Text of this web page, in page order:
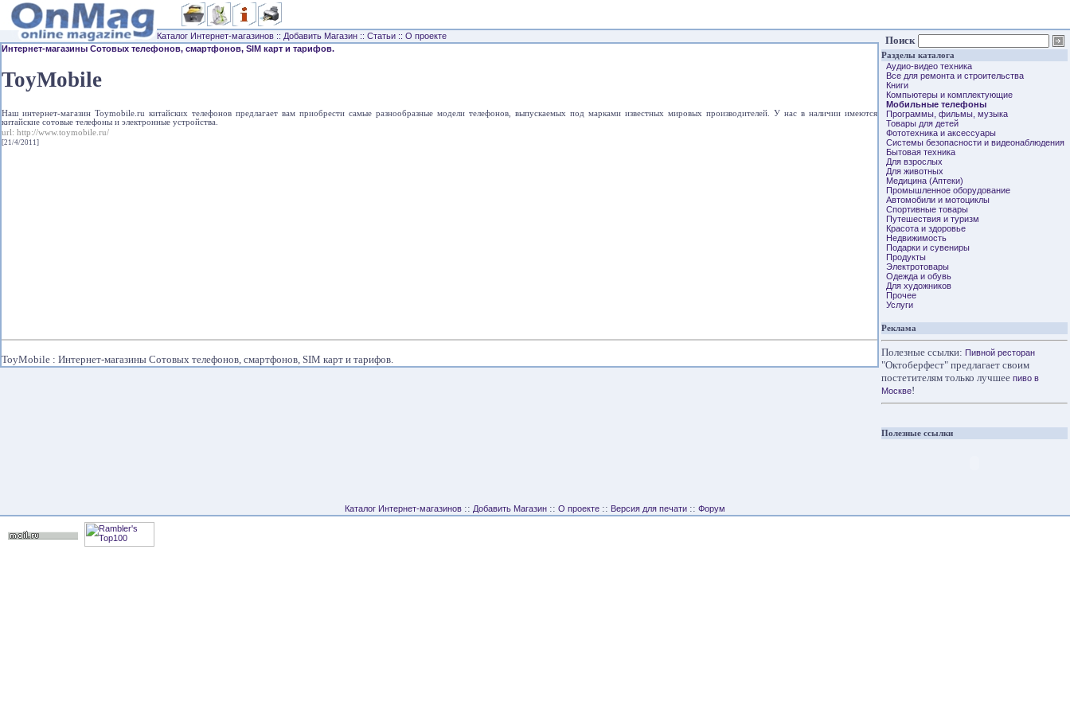
Каталог Интернет-магазинов :: Добавить Магазин :: Статьи :: О проекте
Интернет-магазины Сотовых телефонов, смартфонов, SIM карт и тарифов.
ToyMobile
Наш интернет-магазин Toymobile.ru китайских телефонов предлагает вам приобрести самые разнообразные модели телефонов, выпускаемых под марками известных мировых производителей. У нас в наличии имеются
китайские сотовые телефоны и электронные устройства.
url: http://www.toymobile.ru/
[21/4/2011]
ToyMobile : Интернет-магазины Сотовых телефонов, смартфонов, SIM карт и тарифов.
Поиск
Разделы каталога
Аудио-видео техника
Все для ремонта и строительства
Книги
Компьютеры и комплектующие
Мобильные телефоны
Программы, фильмы, музыка
Товары для детей
Фототехника и аксессуары
Системы безопасности и видеонаблюдения
Бытовая техника
Для взрослых
Для животных
Медицина (Аптеки)
Промышленное оборудование
Автомобили и мотоциклы
Спортивные товары
Путешествия и туризм
Красота и здоровье
Недвижимость
Подарки и сувениры
Продукты
Электротовары
Одежда и обувь
Для художников
Прочее
Услуги
Реклама
Полезные ссылки: Пивной ресторан
"Октоберфест" предлагает своим
постетителям только лучшее пиво в
Москве!
Полезные ссылки
Каталог Интернет-магазинов :: Добавить Магазин :: О проекте :: Версия для печати :: Форум